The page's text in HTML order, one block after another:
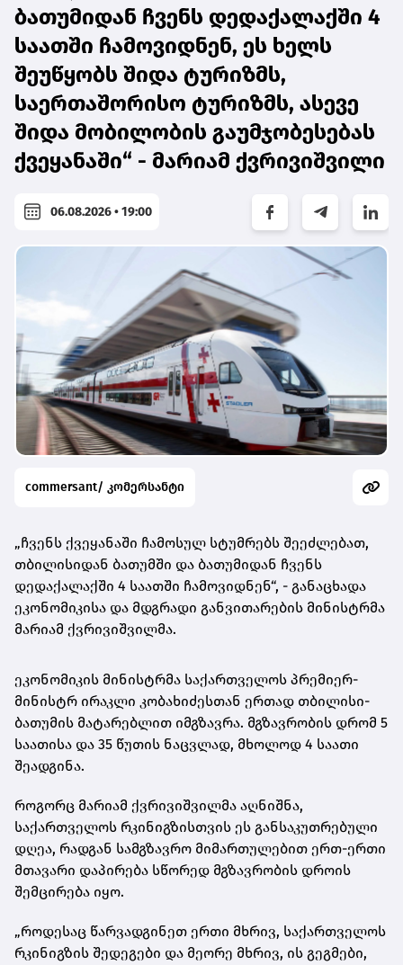
ბათუმიდან ჩვენს დედაქალაქში 4
საათში ჩამოვიდნენ, ეს ხელს
შეუწყობს შიდა ტურიზმს,
საერთაშორისო ტურიზმს, ასევე
შიდა მობილობის გაუმჯობესებას
ქვეყანაში“ - მარიამ ქვრივიშვილი
06.08.2026 • 19:00
commersant/ კომერსანტი
„ჩვენს ქვეყანაში ჩამოსულ სტუმრებს შეეძლებათ,
თბილისიდან ბათუმში და ბათუმიდან ჩვენს
დედაქალაქში 4 საათში ჩამოვიდნენ“, - განაცხადა
ეკონომიკისა და მდგრადი განვითარების მინისტრმა
მარიამ ქვრივიშვილმა.
ეკონომიკის მინისტრმა საქართველოს პრემიერ-
მინისტრ ირაკლი კობახიძესთან ერთად თბილისი-
ბათუმის მატარებლით იმგზავრა. მგზავრობის დრომ 5
საათისა და 35 წუთის ნაცვლად, მხოლოდ 4 საათი
შეადგინა.
როგორც მარიამ ქვრივიშვილმა აღნიშნა,
საქართველოს რკინიგზისთვის ეს განსაკუთრებული
დღეა, რადგან სამგზავრო მიმართულებით ერთ-ერთი
მთავარი დაპირება სწორედ მგზავრობის დროის
შემცირება იყო.
„როდესაც წარვადგინეთ ერთი მხრივ, საქართველოს
რკინიგზის შედეგები და მეორე მხრივ, ის გეგმები,